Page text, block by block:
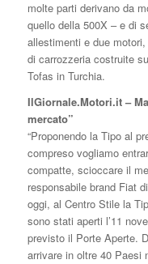
molte parti derivano da
quello della 500X – e di
allestimenti e due
di carrozzeria costruite
Tofas in Turchia.
IlGiornale.Motori.it –
mercato”
“Proponendo la Tipo al
compreso vogliamo
compatte, scioccare il
responsabile brand Fiat
oggi, al Centro Stile la
sono stati aperti l’11
previsto il Porte Aperte.
arrivare in oltre 40 Paesi